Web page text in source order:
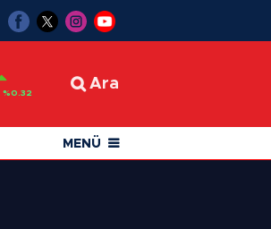
%0.32
Ara
MENÜ